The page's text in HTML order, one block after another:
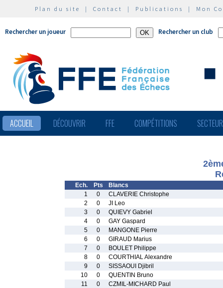
Plan du site | Contact | Publications | Mon
Rechercher un joueur Rechercher un club
ACCUEIL DÉCOUVRIR FFE COMPÉTITIONS
Ech. Pts
Blancs
1
0
CLAVERIE Christophe
2
0
JI Leo
3
0
QUIEVY Gabriel
4
0
GAY Gaspard
5
0
MANGONE Pierre
6
0
GIRAUD Marius
7
0
BOULET Philippe
8
0
COURTHIAL Alexandre
9
0
SISSAOUI Djibril
10
0
QUENTIN Bruno
11
0
CZMIL-MICHARD Paul